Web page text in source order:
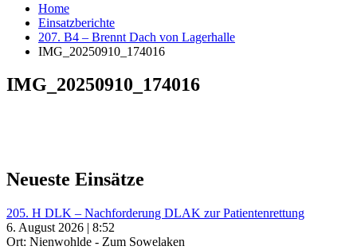
Home
Einsatzberichte
207. B4 – Brennt Dach von Lagerhalle
IMG_20250910_174016
IMG_20250910_174016
Neueste Einsätze
205. H DLK – Nachforderung DLAK zur Patientenrettung
6. August 2026 | 8:52
Ort: Nienwohlde - Zum Sowelaken